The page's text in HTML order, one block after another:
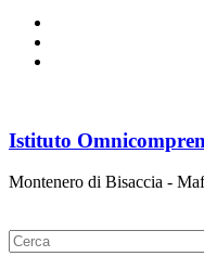
Istituto
Montenero di Bisaccia -